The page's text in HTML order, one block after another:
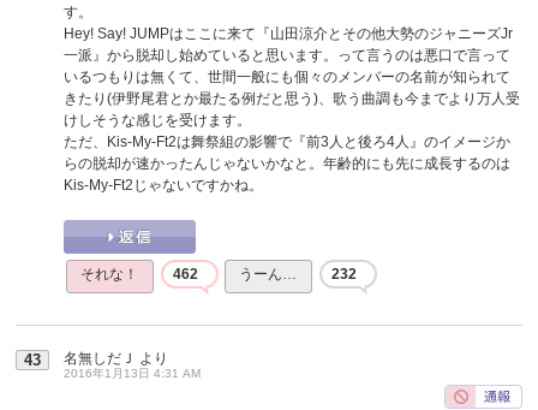
す。
Hey! Say! JUMPはここに来て『山田涼介とその他大勢のジャニーズJr
一派』から脱却し始めていると思います。って言うのは悪口で言って
いるつもりは無くて、世間一般にも個々のメンバーの名前が知られて
きたり(伊野尾君とか最たる例だと思う)、歌う曲調も今までより万人受
けしそうな感じを受けます。
ただ、Kis-My-Ft2は舞祭組の影響で『前3人と後ろ4人』のイメージか
らの脱却が速かったんじゃないかなと。年齢的にも先に成長するのは
Kis-My-Ft2じゃないですかね。
それな！ 462 うーん… 232
43 名無しだＪ より
2016年1月13日 4:31 AM